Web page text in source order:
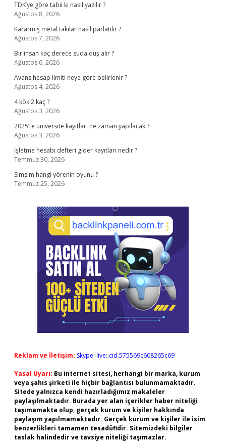
TDK’ye göre tabii ki nasıl yazılır ?
Ağustos 8, 2026
Kararmış metal takılar nasıl parlatılır ?
Ağustos 7, 2026
Bir insan kaç derece suda duş alır ?
Ağustos 6, 2026
Avans hesap limiti neye göre belirlenir ?
Ağustos 4, 2026
4 kök 2 kaç ?
Ağustos 3, 2026
2025’te üniversite kayıtları ne zaman yapılacak ?
Ağustos 3, 2026
İşletme hesabı defteri gider kayıtları nedir ?
Temmuz 30, 2026
Simsim hangi yörenin oyunu ?
Temmuz 25, 2026
Reklam ve İletişim: Skype: live:.cid.575569c608265c69
Yasal Uyarı: Bu internet sitesi, herhangi bir marka, kurum
veya şahıs şirketi ile hiçbir bağlantısı bulunmamaktadır.
Sitede yalnızca kendi hazırladığımız makaleler
paylaşılmaktadır. Burada yer alan içerikler haber niteliği
taşımamakta olup, gerçek kurum ve kişiler hakkında
paylaşım yapılmamaktadır. Gerçek kurum ve kişiler ile isim
benzerlikleri tamamen tesadüfidir. Sitemizdeki bilgiler
taslak halindedir ve tavsiye niteliği taşımazlar.